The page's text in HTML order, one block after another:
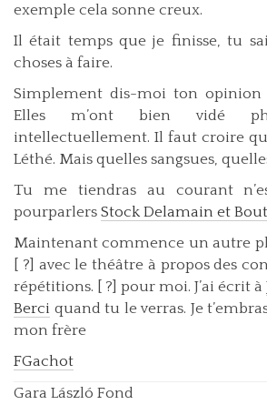
exemple cela sonne creux.
Il était temps que je finisse, tu
choses à faire.
Simplement dis-moi ton opinion
Elles m’ont bien vidé
intellectuellement. Il faut croire
Léthé. Mais quelles sangsues,
Tu me tiendras au courant
pourparlers Stock Delamain et
Maintenant commence un autre
[ ?] avec le théâtre à propos des
répétitions. [ ?] pour moi. J’ai écrit à
Berci quand tu le verras. Je
mon frère
FGachot
Gara László Fond